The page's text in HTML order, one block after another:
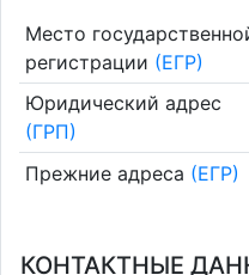
Место
регистрации (ЕГР)
Юридический адрес
(ГРП)
Прежние адреса (ЕГР)
КОНТАКТНЫЕ